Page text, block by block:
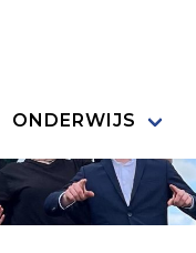
ONDERWIJS